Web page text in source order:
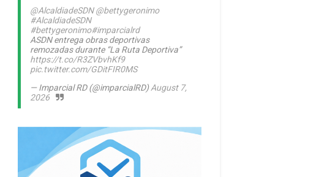
@AlcaldiadeSDN @bettygeronimo
#AlcaldiadeSDN
#bettygeronimo#imparcialrd
ASDN entrega obras deportivas
remozadas durante “La Ruta Deportiva”
https://t.co/R3ZVbvhKf9
pic.twitter.com/GDitFIR0MS
— Imparcial RD (@imparcialRD)August 7,
2026